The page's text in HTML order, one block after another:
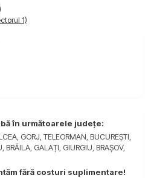
1)
în următoarele județe:
GORJ, TELEORMAN, BUCUREȘTI,
BRĂILA, GALAȚI, GIURGIU, BRAȘOV,
fără costuri suplimentare!